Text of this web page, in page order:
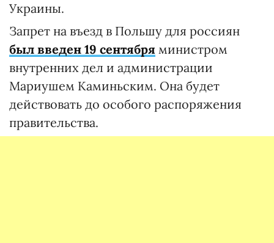
Украины.
Запрет на въезд в Польшу для россиян
был введен 19 сентября министром
внутренних дел и администрации
Мариушем Каминьским. Она будет
действовать до особого распоряжения
правительства.